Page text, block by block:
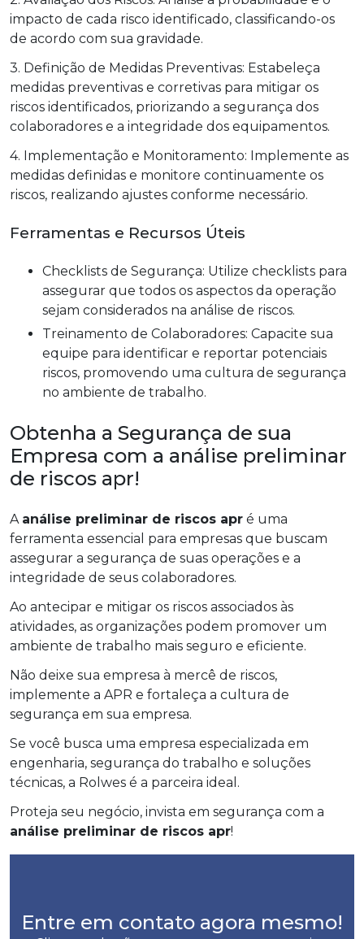
impacto de cada risco identificado, classificando-os
de acordo com sua gravidade.
3. Definição de Medidas Preventivas: Estabeleça
medidas preventivas e corretivas para mitigar os
riscos identificados, priorizando a segurança dos
colaboradores e a integridade dos equipamentos.
4. Implementação e Monitoramento: Implemente as
medidas definidas e monitore continuamente os
riscos, realizando ajustes conforme necessário.
Ferramentas e Recursos Úteis
Checklists de Segurança: Utilize checklists para
assegurar que todos os aspectos da operação
sejam considerados na análise de riscos.
Treinamento de Colaboradores: Capacite sua
equipe para identificar e reportar potenciais
riscos, promovendo uma cultura de segurança
no ambiente de trabalho.
Obtenha a Segurança de sua
Empresa com a análise preliminar
de riscos apr!
A análise preliminar de riscos apr é uma
ferramenta essencial para empresas que buscam
assegurar a segurança de suas operações e a
integridade de seus colaboradores.
Ao antecipar e mitigar os riscos associados às
atividades, as organizações podem promover um
ambiente de trabalho mais seguro e eficiente.
Não deixe sua empresa à mercê de riscos,
implemente a APR e fortaleça a cultura de
segurança em sua empresa.
Se você busca uma empresa especializada em
engenharia, segurança do trabalho e soluções
técnicas, a Rolwes é a parceira ideal.
Proteja seu negócio, invista em segurança com a
análise preliminar de riscos apr!
Entre em contato agora mesmo!